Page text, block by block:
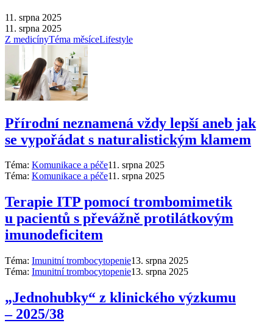
11. srpna 2025
11. srpna 2025
Z medicínyTéma měsíceLifestyle
Přírodní neznamená vždy lepší aneb jak
se vypořádat s naturalistickým klamem
Téma: Komunikace a péče11. srpna 2025
Téma: Komunikace a péče11. srpna 2025
Terapie ITP pomocí trombomimetik
u pacientů s převážně protilátkovým
imunodeficitem
Téma: Imunitní trombocytopenie13. srpna 2025
Téma: Imunitní trombocytopenie13. srpna 2025
„Jednohubky“ z klinického výzkumu
–⁠ 2025/38